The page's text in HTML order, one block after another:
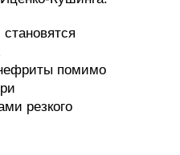
помимо
резкого